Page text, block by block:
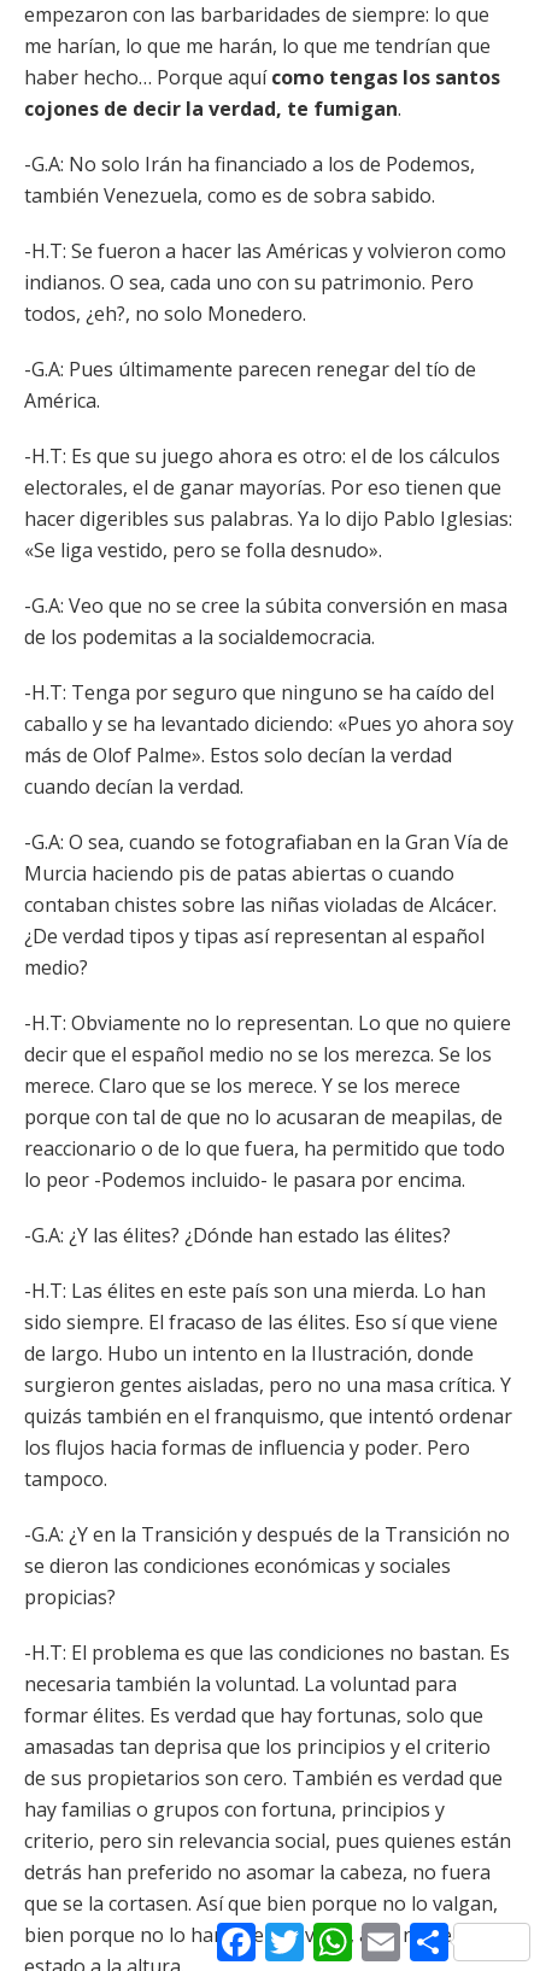
empezaron con las barbaridades de siempre: lo que
me harían, lo que me harán, lo que me tendrían que
haber hecho… Porque aquícomo tengas los santos
cojones de decir la verdad, te fumigan.
-G.A: No solo Irán ha financiado a los de Podemos,
también Venezuela, como es de sobra sabido.
-H.T: Se fueron a hacer las Américas y volvieron como
indianos. O sea, cada uno con su patrimonio. Pero
todos, ¿eh?, no solo Monedero.
-G.A: Pues últimamente parecen renegar del tío de
América.
-H.T: Es que su juego ahora es otro: el de los cálculos
electorales, el de ganar mayorías. Por eso tienen que
hacer digeribles sus palabras. Ya lo dijo Pablo Iglesias:
«Se liga vestido, pero se folla desnudo».
-G.A: Veo que no se cree la súbita conversión en masa
de los podemitas a la socialdemocracia.
-H.T: Tenga por seguro que ninguno se ha caído del
caballo y se ha levantado diciendo: «Pues yo ahora soy
más de Olof Palme». Estos solo decían la verdad
cuando decían la verdad.
-G.A: O sea, cuando se fotografiaban en la Gran Vía de
Murcia haciendo pis de patas abiertas o cuando
contaban chistes sobre las niñas violadas de Alcácer.
¿De verdad tipos y tipas así representan al español
medio?
-H.T: Obviamente no lo representan. Lo que no quiere
decir que el español medio no se los merezca. Se los
merece. Claro que se los merece. Y se los merece
porque con tal de que no lo acusaran de meapilas, de
reaccionario o de lo que fuera, ha permitido que todo
lo peor -Podemos incluido- le pasara por encima.
-G.A: ¿Y las élites? ¿Dónde han estado las élites?
-H.T: Las élites en este país son una mierda. Lo han
sido siempre. El fracaso de las élites. Eso sí que viene
de largo. Hubo un intento en la Ilustración, donde
surgieron gentes aisladas, pero no una masa crítica. Y
quizás también en el franquismo, que intentó ordenar
los flujos hacia formas de influencia y poder. Pero
tampoco.
-G.A: ¿Y en la Transición y después de la Transición no
se dieron las condiciones económicas y sociales
propicias?
-H.T: El problema es que las condiciones no bastan. Es
necesaria también la voluntad. La voluntad para
formar élites. Es verdad que hay fortunas, solo que
amasadas tan deprisa que los principios y el criterio
de sus propietarios son cero. También es verdad que
hay familias o grupos con fortuna, principios y
criterio, pero sin relevancia social, pues quienes están
detrás han preferido no asomar la cabeza, no fuera
que se la cortasen. Así que bien porque no lo valgan,
bien porque no lo han querido valer, aquí nadie ha
Facebook
TwitterWhatsApp
EmailCompartir